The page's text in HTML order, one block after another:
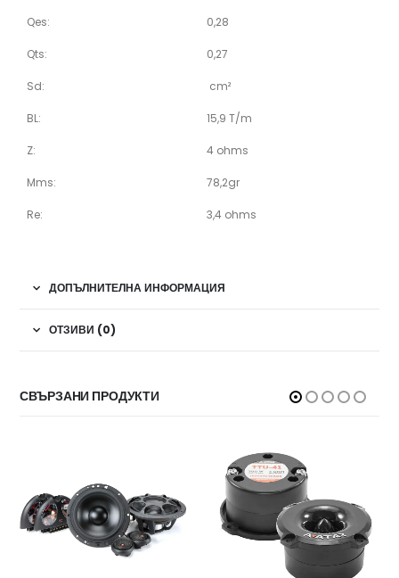
Qes: 0,28
Qts: 0,27
Sd: cm²
BL: 15,9 T/m
Z: 4 ohms
Mms: 78,2gr
Re: 3,4 ohms
ДОПЪЛНИТЕЛНА ИНФОРМАЦИЯ
ОТЗИВИ (0)
СВЪРЗАНИ ПРОДУКТИ